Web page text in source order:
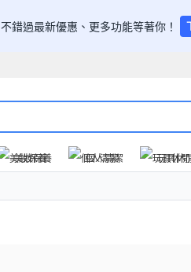
不錯過最新優惠、更多功能等著你！
美妝保養 個人清潔 玩具休